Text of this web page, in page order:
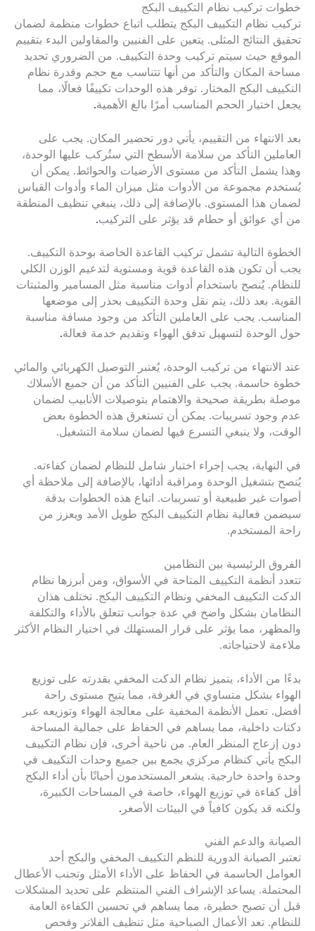
خطوات تركيب نظام التكييف البكج
تركيب نظام التكييف البكج يتطلب اتباع خطوات منظمة لضمان
تحقيق النتائج المثلى. يتعين على الفنيين والمقاولين البدء بتقييم
الموقع حيث سيتم تركيب وحدة التكييف. من الضروري تحديد
مساحة المكان والتأكد من أنها تتناسب مع حجم وقدرة نظام
التكييف البكج المختار. توفر هذه الوحدات تكييفًا فعالًا، مما
يجعل اختيار الحجم المناسب أمرًا بالغ الأهمية.
بعد الانتهاء من التقييم، يأتي دور تحضير المكان. يجب على
العاملين التأكد من سلامة الأسطح التي ستُركب عليها الوحدة،
وهذا يشمل التأكد من مستوى الأرضيات والحوائط. يمكن أن
يُستخدم مجموعة من الأدوات مثل ميزان الماء وأدوات القياس
لضمان هذا المستوى. بالإضافة إلى ذلك، ينبغي تنظيف المنطقة
من أي عوائق أو حطام قد يؤثر على التركيب.
الخطوة التالية تشمل تركيب القاعدة الخاصة بوحدة التكييف.
يجب أن تكون هذه القاعدة قوية ومستوية لتدعيم الوزن الكلي
للنظام. يُنصح باستخدام أدوات مناسبة مثل المسامير والمثبتات
القوية. بعد ذلك، يتم نقل وحدة التكييف بحذر إلى موضعها
المناسب. يجب على العاملين التأكد من وجود مسافة مناسبة
حول الوحدة لتسهيل تدفق الهواء وتقديم خدمة فعالة.
عند الانتهاء من تركيب الوحدة، يُعتبر التوصيل الكهربائي والمائي
خطوة حاسمة. يجب على الفنيين التأكد من أن جميع الأسلاك
موصلة بطريقة صحيحة والاهتمام بتوصيلات الأنابيب لضمان
عدم وجود تسريبات. يمكن أن تستغرق هذه الخطوة بعض
الوقت، ولا ينبغي التسرع فيها لضمان سلامة التشغيل.
في النهاية، يجب إجراء اختبار شامل للنظام لضمان كفاءته.
يُنصح بتشغيل الوحدة ومراقبة أدائها، بالإضافة إلى ملاحظة أي
أصوات غير طبيعية أو تسريبات. اتباع هذه الخطوات بدقة
سيضمن فعالية نظام التكييف البكج طويل الأمد ويعزز من
راحة المستخدم.
الفروق الرئيسية بين النظامين
تتعدد أنظمة التكييف المتاحة في الأسواق، ومن أبرزها نظام
الدكت التكييف المخفي ونظام التكييف البكج. تختلف هذان
النظامان بشكل واضح في عدة جوانب تتعلق بالأداء والتكلفة
والمظهر، مما يؤثر على قرار المستهلك في اختيار النظام الأكثر
ملاءمة لاحتياجاته.
بدءًا من الأداء، يتميز نظام الدكت المخفي بقدرته على توزيع
الهواء بشكل متساوي في الغرفة، مما يتيح مستوى راحة
أفضل. تعمل الأنظمة المخفية على معالجة الهواء وتوزيعه عبر
دكتات داخلية، مما يساهم في الحفاظ على جمالية المساحة
دون إزعاج المنظر العام. من ناحية أخرى، فإن نظام التكييف
البكج يأتي كنظام مركزي يجمع بين جميع وحدات التكييف في
وحدة واحدة خارجية. يشعر المستخدمون أحيانًا بأن أداء البكج
أقل كفاءة في توزيع الهواء، خاصة في المساحات الكبيرة،
ولكنه قد يكون كافياً في البيئات الأصغر .
الصيانة والدعم الفني
تعتبر الصيانة الدورية للنظم التكييف المخفي والبكج أحد
العوامل الحاسمة في الحفاظ على الأداء الأمثل وتجنب الأعطال
المحتملة. يساعد الإشراف الفني المنتظم على تحديد المشكلات
قبل أن تصبح خطيرة، مما يساهم في تحسين الكفاءة العامة
للنظام. تعد الأعمال الصباحية مثل تنظيف الفلاتر وفحص